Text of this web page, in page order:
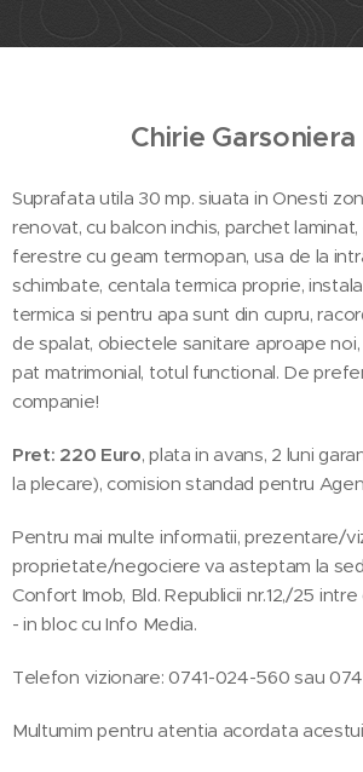
Chirie Garsoniera
Suprafata utila 30 mp. siuata in Onesti
renovat, cu balcon inchis, parchet
ferestre cu geam termopan, usa de la
schimbate, centala termica proprie,
termica si pentru apa sunt din cupru,
de spalat, obiectele sanitare aproape
pat matrimonial, totul functional. De
companie!
Pret: 220 Euro, plata in avans, 2 luni
la plecare), comision standad pentru
Pentru mai multe informatii, prezentare/
proprietate/negociere va asteptam la
Confort Imob, Bld. Republicii nr.12,/25
- in bloc cu Info Media.
Telefon vizionare: 0741-024-560 sau
Multumim pentru atentia acordata